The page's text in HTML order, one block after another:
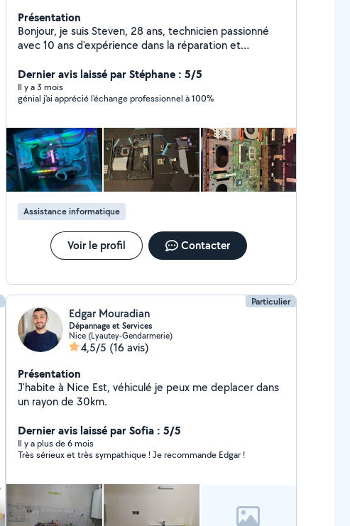
Présentation
Bonjour, je suis Steven, 28 ans, technicien passionné
avec 10 ans d'expérience dans la réparation et
Réparation de téléphones (écran cassé, batterie,
composants, etc.) Dépannage et entretien
d'ordinateurs (Windows/Mac, logiciels, matériel)
consoles, TV, box internet, etc.) Aide à l'installation ou
à la configuration (matériel, logiciels, périphériques)
Professionnel, réactif et minutieux, je m'adapte à vos
besoins avec des solutions efficaces et au meilleur prix.
N'hésitez pas à me contacter, je suis disponible et à
l'écoute. Pièce à prix d'achat Tarif horaire : 30 Toute
heure commencée est due en totalité À très bientôt !
Dernier avis laissé par Stéphane : 5/5
Il y a 3 mois
génial j'ai apprécié l'échange professionnel à 100%
Assistance informatique
Voir le profil Contacter
Particulier
Edgar Mouradian
Dépannage et Services
Nice (Lyautey-Gendarmerie)
4,5/5 (16 avis)
Présentation
J'habite à Nice Est, véhiculé je peux me deplacer dans
un rayon de 30km.
Dernier avis laissé par Sofia : 5/5
Il y a plus de 6 mois
Très sérieux et très sympathique ! Je recommande Edgar !